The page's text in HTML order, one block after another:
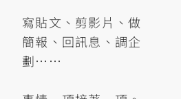
寫貼文、剪影片、做
簡報、回訊息、調企
劃……